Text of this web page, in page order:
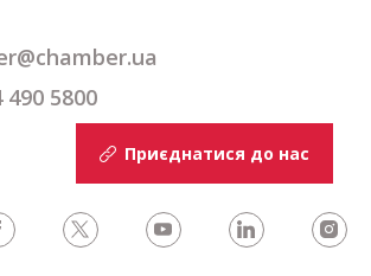
490 5800
Приєднатися до нас